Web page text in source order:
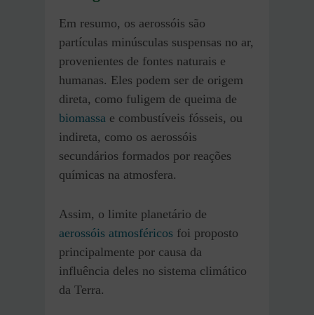
Em resumo, os aerossóis são
partículas minúsculas suspensas no ar,
provenientes de fontes naturais e
humanas. Eles podem ser de origem
direta, como fuligem de queima de
biomassa e combustíveis fósseis, ou
indireta, como os aerossóis
secundários formados por reações
químicas na atmosfera.
Assim, o limite planetário de
aerossóis atmosféricos foi proposto
principalmente por causa da
influência deles no sistema climático
da Terra.